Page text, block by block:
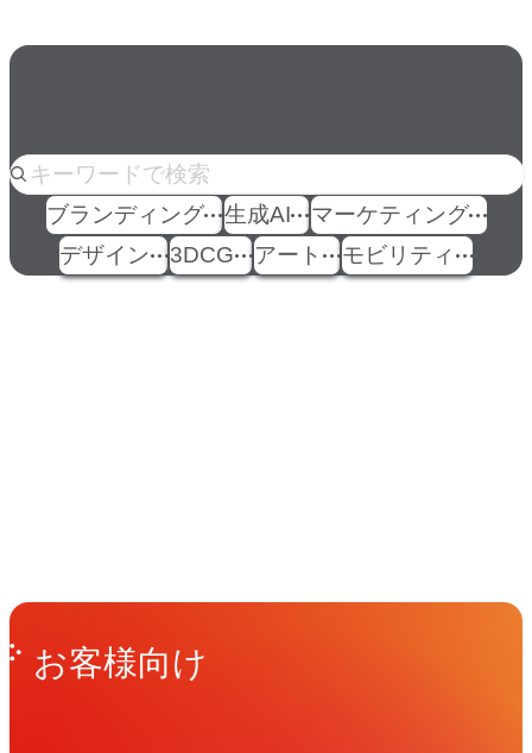
人気のkeyword
ブランディング 生成AI
マーケティング
デザイン
3DCG アート モビリティ
Get in Touchお問い合わせ
お客様向け